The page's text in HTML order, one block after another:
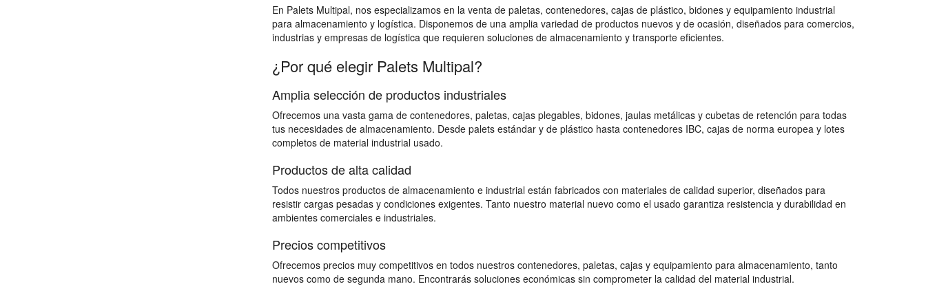
En Palets Multipal, nos especializamos en la venta de paletas, contenedores, cajas de plástico, bidones y equipamiento industrial
para almacenamiento y logística. Disponemos de una amplia variedad de productos nuevos y de ocasión, diseñados para comercios,
industrias y empresas de logística que requieren soluciones de almacenamiento y transporte eficientes.
¿Por qué elegir Palets Multipal?
Amplia selección de productos industriales
Ofrecemos una vasta gama de contenedores, paletas, cajas plegables, bidones, jaulas metálicas y cubetas de retención para todas
tus necesidades de almacenamiento. Desde palets estándar y de plástico hasta contenedores IBC, cajas de norma europea y lotes
completos de material industrial usado.
Productos de alta calidad
Todos nuestros productos de almacenamiento e industrial están fabricados con materiales de calidad superior, diseñados para
resistir cargas pesadas y condiciones exigentes. Tanto nuestro material nuevo como el usado garantiza resistencia y durabilidad en
ambientes comerciales e industriales.
Precios competitivos
Ofrecemos precios muy competitivos en todos nuestros contenedores, paletas, cajas y equipamiento para almacenamiento, tanto
nuevos como de segunda mano. Encontrarás soluciones económicas sin comprometer la calidad del material industrial.